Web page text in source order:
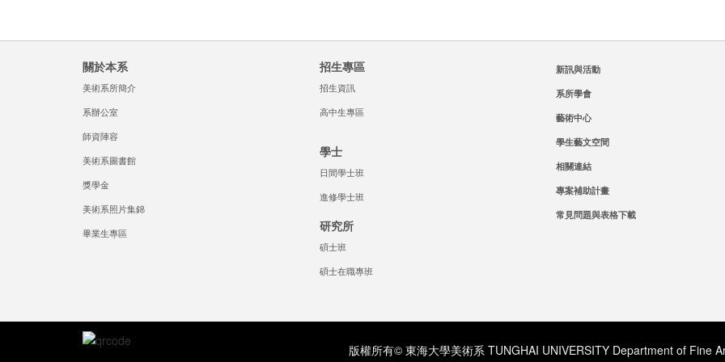
關於本系
美術系所簡介
系辦公室
師資陣容
美術系圖書館
獎學金
美術系照片集錦
畢業生專區
招生專區
招生資訊
高中生專區
學士
日間學士班
進修學士班
研究所
碩士班
碩士在職專班
新訊與活動
系所學會
藝術中心
學生藝文空間
相關連結
專案補助計畫
常見問題與表格下載
版權所有© 東海大學美術系 TUNGHAI UNIVERSITY Department of Fine